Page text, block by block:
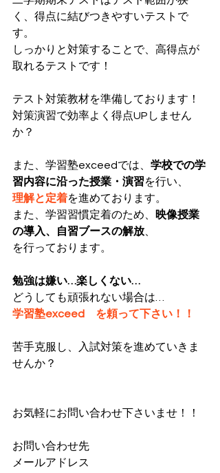
く、得点に結びつきやすいテストで
す。
しっかりと対策することで、高得点が
取れるテストです！
テスト対策教材を準備しております！
対策演習で効率よく得点UPしません
か？
また、学習塾exceedでは、 学校での学
習内容に沿った授業・演習を行い、
理解と定着を進めております。
また、学習習慣定着のため、
映像授業
の導入、自習ブースの解放
を行っております。
勉強は嫌い…楽しくない…
どうしても頑張れない場合は…
学習塾exceed　を頼って下さい！！
苦手克服し、入試対策を進めていきま
せんか？
お気軽にお問い合わせ下さいませ！！
お問い合わせ先
メールアドレス